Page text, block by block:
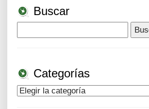
Buscar
Categorías
Categorías